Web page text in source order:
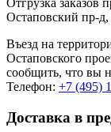
Отгрузка заказов
Остаповский пр-д,
Въезд на
Остаповского
сообщить, что вы
Телефон: +7 (495)
Доставка в